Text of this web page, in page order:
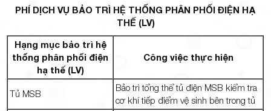
PHÍ DỊCH VỤ BẢO TRÌ HỆ THỐNG PHÂN PHỐI ĐIỆN HẠ
THẾ (LV)
Hạng mục bảo trì hệ
thống phân phối điện
hạ thế (LV)
Công việc thực hiện
Tủ MSB
Bảo trì tổng thể tủ điện MSB kiểm tra
cơ khí tiếp điểm vệ sinh bên trong tủ